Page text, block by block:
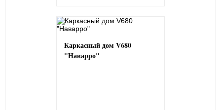
Каркасный дом V680
"Наварро"